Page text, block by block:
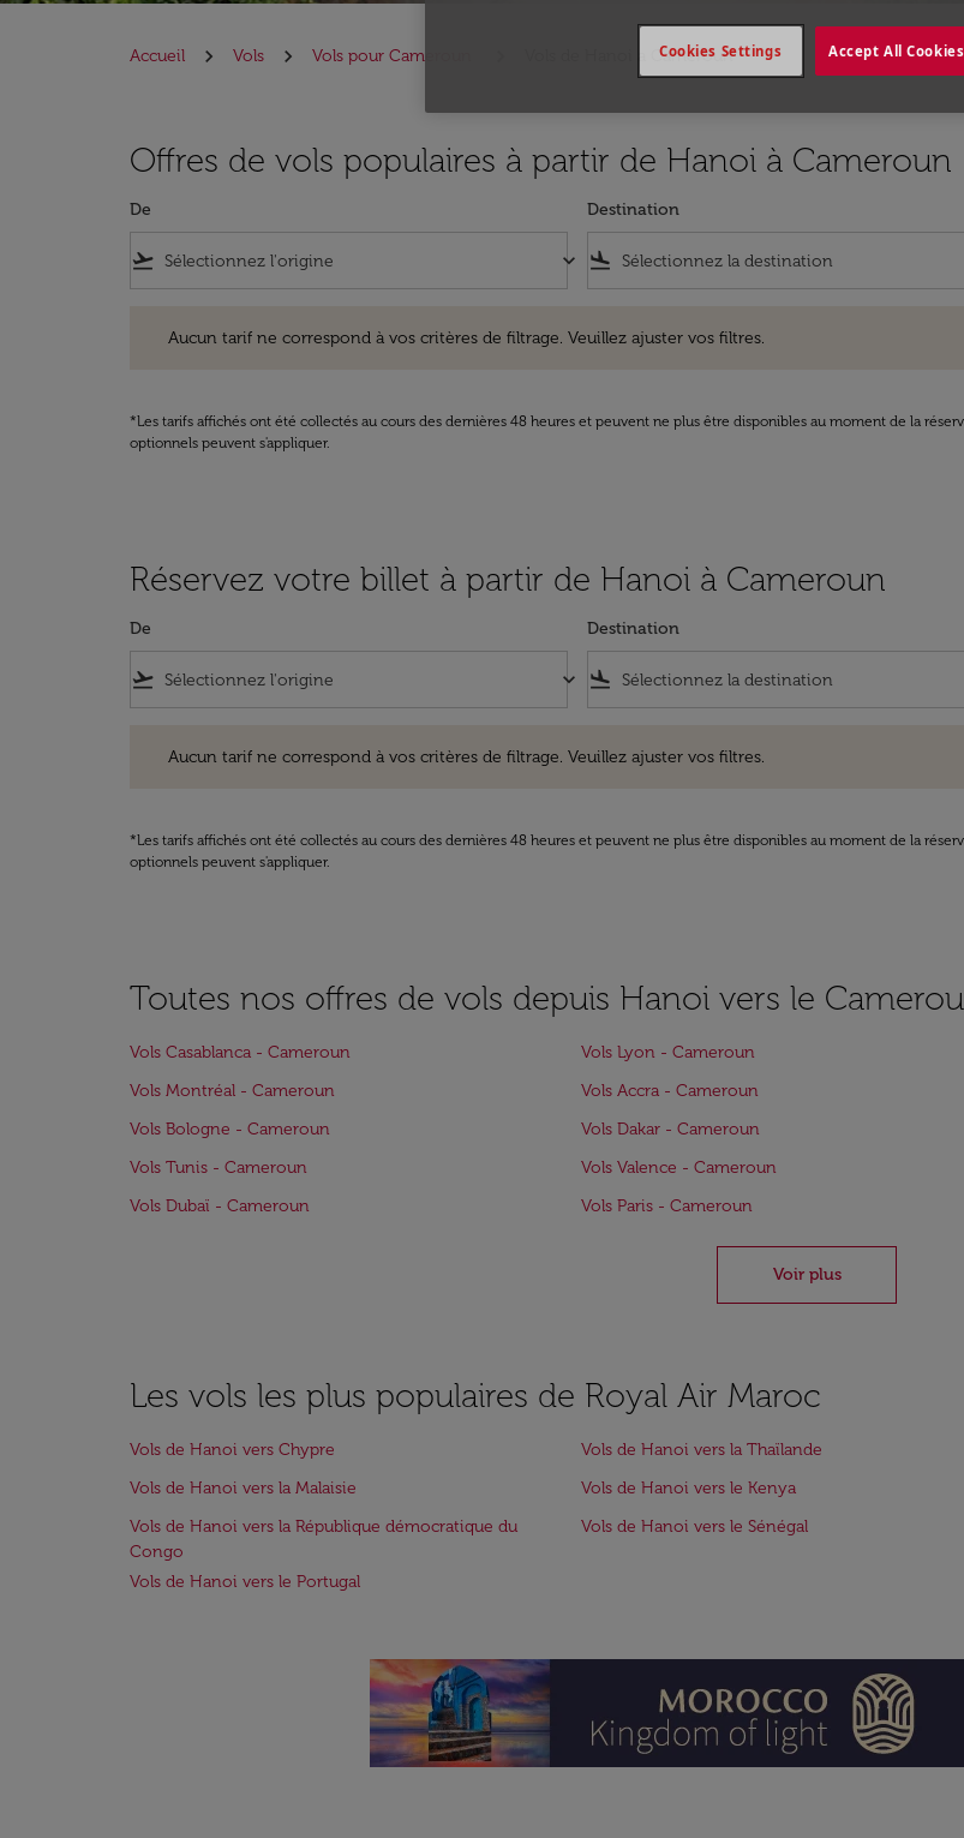
Accueil Vols Vols pour Cameroun Vols de Hanoi a Cameroun
Offres de vols populaires à partir de Hanoi à Cameroun
De
flight_takeoff keyboard_arrow_down
Destination
flight_land
Aucun tarif ne correspond à vos critères de filtrage. Veuillez ajuster vos filtres.
*Les tarifs affichés ont été collectés au cours des dernières 48 heures et peuvent ne plus être disponibles au moment de la
optionnels peuvent s'appliquer.
Réservez votre billet à partir de Hanoi à Cameroun
De
flight_takeoff keyboard_arrow_down
Destination
flight_land
Aucun tarif ne correspond à vos critères de filtrage. Veuillez ajuster vos filtres.
*Les tarifs affichés ont été collectés au cours des dernières 48 heures et peuvent ne plus être disponibles au moment de la
optionnels peuvent s'appliquer.
Toutes nos offres de vols depuis Hanoi vers le
Vols Casablanca - Cameroun Vols Lyon - Cameroun
Vols Montréal - Cameroun
Vols Accra - Cameroun
Vols Bologne - Cameroun
Vols Dakar - Cameroun
Vols Tunis - Cameroun
Vols Valence - Cameroun
Vols Dubaï - Cameroun
Vols Paris - Cameroun
Voir plus
Les vols les plus populaires de Royal Air Maroc
Vols de Hanoi vers Chypre Vols de Hanoi vers la Thaïlande
Vols de Hanoi vers la Malaisie
Vols de Hanoi vers le Kenya
Vols de Hanoi vers la République démocratique du
Congo
Vols de Hanoi vers le Sénégal
Vols de Hanoi vers le Portugal
Accept All Cookies
Cookies Settings